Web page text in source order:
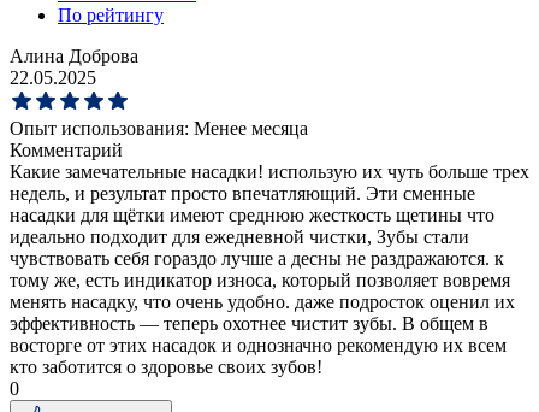
По рейтингу
Алина Доброва
22.05.2025
Опыт использования: Менее месяца
Комментарий
Какие замечательные насадки! использую их чуть больше трех
недель, и результат просто впечатляющий. Эти сменные
насадки для щётки имеют среднюю жесткость щетины что
идеально подходит для ежедневной чистки, Зубы стали
чувствовать себя гораздо лучше а десны не раздражаются. к
тому же, есть индикатор износа, который позволяет вовремя
менять насадку, что очень удобно. даже подросток оценил их
эффективность — теперь охотнее чистит зубы. В общем в
восторге от этих насадок и однозначно рекомендую их всем
кто заботится о здоровье своих зубов!
0